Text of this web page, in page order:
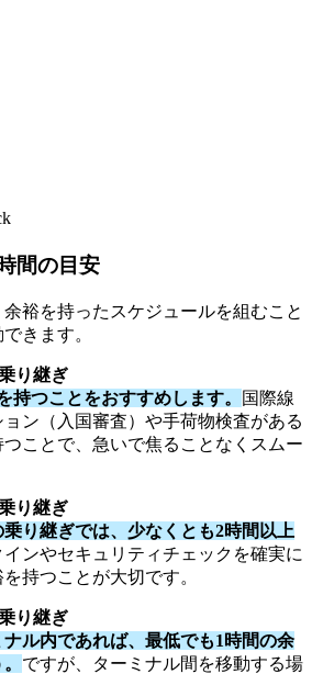
間の目安
裕を持ったスケジュールを組むこと
きます。
り継ぎ
持つことをおすすめします。
国際線
ン（入国審査）や手荷物検査がある
ことで、急いで焦ることなくスムー
り継ぎ
り継ぎでは、少なくとも2時間以上
ンやセキュリティチェックを確実に
持つことが大切です。
り継ぎ
ル内であれば、最低でも1時間の余
ですが、ターミナル間を移動する場